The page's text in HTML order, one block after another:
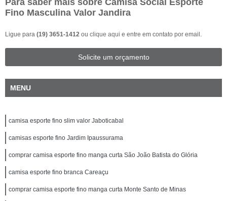
Para saber mais sobre Camisa Social Esporte
Fino Masculina Valor Jandira
Ligue para (19) 3651-1412 ou clique aqui e entre em contato por email.
Solicite um orçamento
MENU
camisa esporte fino slim valor Jaboticabal
camisas esporte fino Jardim Ipaussurama
comprar camisa esporte fino manga curta São João Batista do Glória
camisa esporte fino branca Careaçu
comprar camisa esporte fino manga curta Monte Santo de Minas